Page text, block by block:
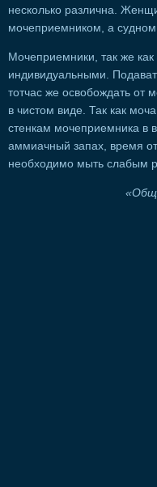
несколько различна.
мочеприемником, а
Мочеприемники, так же
индивидуальными.
тотчас же освобождать от
в чистом виде. Так как
стенкам мочеприемника в
аммиачный запах, время
необходимо мыть слабым